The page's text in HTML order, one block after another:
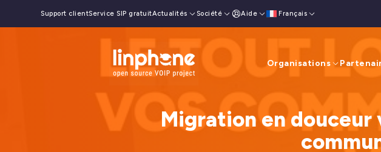
Support clientService SIP gratuitActualités Société Aide Français
Organisations
Migration en